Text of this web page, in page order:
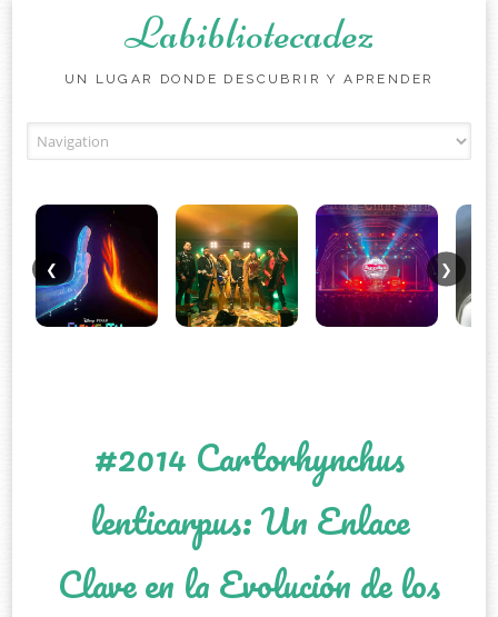
Labibliotecadez
UN LUGAR DONDE DESCUBRIR Y APRENDER
❮ ❯
#2014 Cartorhynchus
lenticarpus: Un Enlace
Clave en la Evolución de los